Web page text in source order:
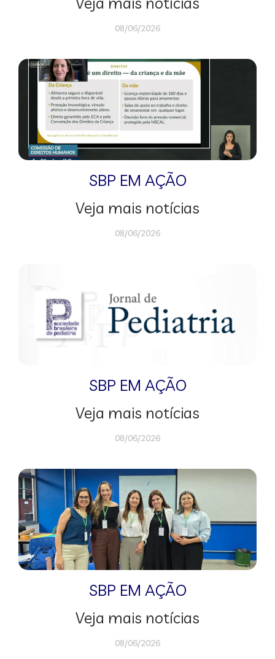
08/06/2026
SBP EM AÇÃO
Veja mais notícias
08/06/2026
SBP EM AÇÃO
Veja mais notícias
08/06/2026
SBP EM AÇÃO
Veja mais notícias
08/06/2026